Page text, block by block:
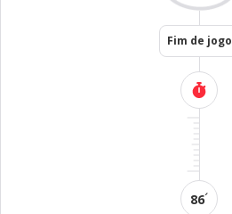
Fim de jogo
86´